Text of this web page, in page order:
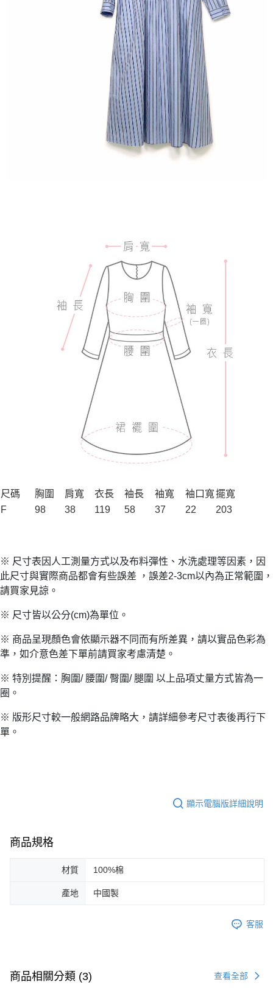
尺碼 胸圍 肩寬 衣長 袖長 袖寬 袖口寬擺寬
F
98 38 119 58 37 22 203
※ 尺寸表因人工測量方式以及布料彈性、水洗處理等因素，因
此尺寸與實際商品都會有些誤差 ，誤差2-3cm以內為正常範圍，
請買家見諒。
※ 尺寸皆以公分(cm)為單位。
※ 商品呈現顏色會依顯示器不同而有所差異，請以實品色彩為
準，如介意色差下單前請買家考慮清楚。
※ 特別提醒：胸圍/ 腰圍/ 臀圍/ 腿圍 以上品項丈量方式皆為一
圈。
※ 版形尺寸較一般網路品牌略大，請詳細參考尺寸表後再行下
單。
顯示電腦版詳細說明
商品規格
材質 100%棉
產地 中國製
客服
商品相關分類 (3) 查看全部